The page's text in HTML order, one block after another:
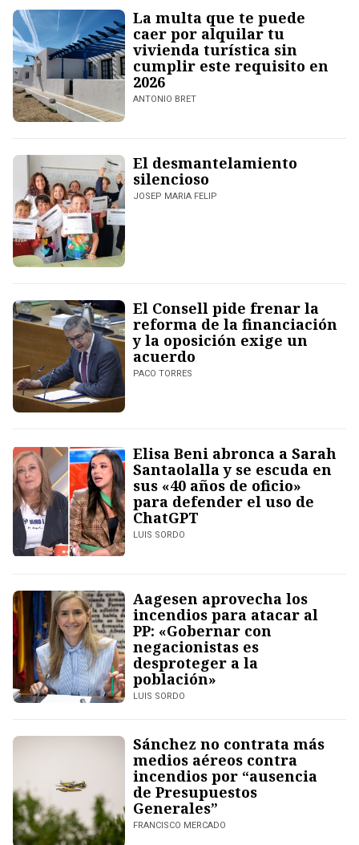
La multa que te puede
caer por alquilar tu
vivienda turística sin
cumplir este requisito en
2026
ANTONIO BRET
El desmantelamiento
silencioso
JOSEP MARIA FELIP
El Consell pide frenar la
reforma de la financiación
y la oposición exige un
acuerdo
PACO TORRES
Elisa Beni abronca a Sarah
Santaolalla y se escuda en
sus «40 años de oficio»
para defender el uso de
ChatGPT
LUIS SORDO
Aagesen aprovecha los
incendios para atacar al
PP: «Gobernar con
negacionistas es
desproteger a la
población»
LUIS SORDO
Sánchez no contrata más
medios aéreos contra
incendios por “ausencia
de Presupuestos
Generales”
FRANCISCO MERCADO